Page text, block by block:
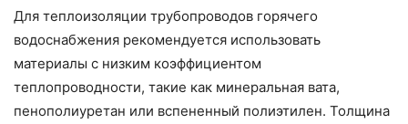
Для теплоизоляции трубопроводов горячего
водоснабжения рекомендуется использовать
материалы с низким коэффициентом
теплопроводности, такие как минеральная вата,
пенополиуретан или вспененный полиэтилен. Толщина